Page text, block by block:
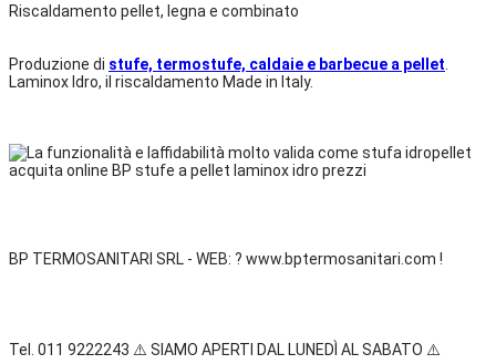
Riscaldamento pellet, legna e combinato
Produzione di stufe, termostufe, caldaie e barbecue a pellet
Laminox Idro, il riscaldamento Made in Italy.
BP TERMOSANITARI SRL - WEB: ? www.bptermosanitari.com !
Tel. 011 9222243 ⚠️ SIAMO APERTI DAL LUNEDÌ AL SABATO ⚠️